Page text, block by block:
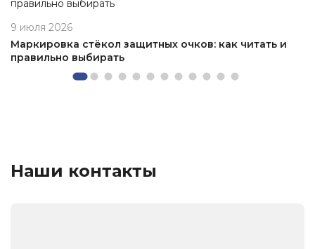
9 июля 2026
Маркировка стёкол защитных очков: как читать и
правильно выбирать
Наши контакты